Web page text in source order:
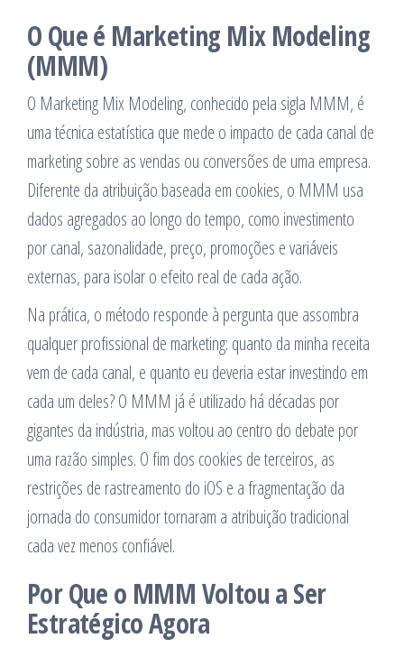
O Que é Marketing Mix Modeling
(MMM)
O Marketing Mix Modeling, conhecido pela sigla MMM, é
uma técnica estatística que mede o impacto de cada canal de
marketing sobre as vendas ou conversões de uma empresa.
Diferente da atribuição baseada em cookies, o MMM usa
dados agregados ao longo do tempo, como investimento
por canal, sazonalidade, preço, promoções e variáveis
externas, para isolar o efeito real de cada ação.
Na prática, o método responde à pergunta que assombra
qualquer profissional de marketing: quanto da minha receita
vem de cada canal, e quanto eu deveria estar investindo em
cada um deles? O MMM já é utilizado há décadas por
gigantes da indústria, mas voltou ao centro do debate por
uma razão simples. O fim dos cookies de terceiros, as
restrições de rastreamento do iOS e a fragmentação da
jornada do consumidor tornaram a atribuição tradicional
cada vez menos confiável.
Por Que o MMM Voltou a Ser
Estratégico Agora